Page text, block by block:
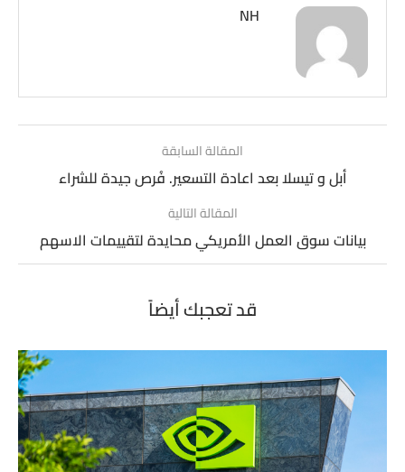
NH
المقالة السابقة
أبل و تيسلا بعد اعادة التسعير. فُرص جيدة للشراء
المقالة التالية
بيانات سوق العمل الأمريكي محايدة لتقييمات الاسهم
قد تعجبك أيضاً